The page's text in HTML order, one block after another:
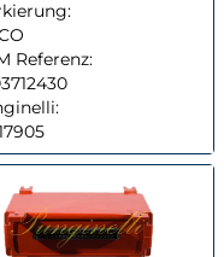
Referenz: